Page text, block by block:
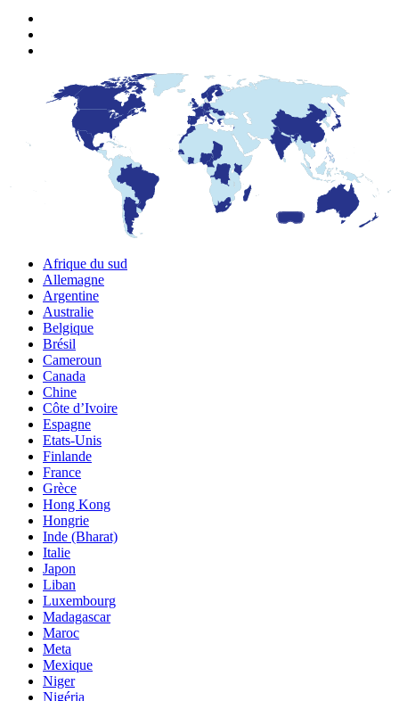
Afrique du sud
Allemagne
Argentine
Australie
Belgique
Brésil
Cameroun
Canada
Chine
Côte d’Ivoire
Espagne
Etats-Unis
Finlande
France
Grèce
Hong Kong
Hongrie
Inde (Bharat)
Italie
Japon
Liban
Luxembourg
Madagascar
Maroc
Meta
Mexique
Niger
Nigéria